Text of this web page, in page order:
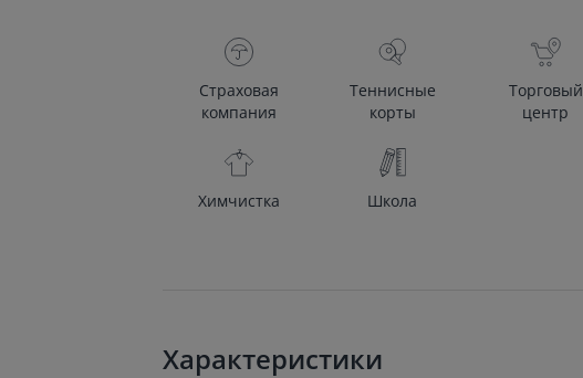
Страховая
компания
Теннисные
корты
Торговый
центр
Химчистка Школа
Характеристики